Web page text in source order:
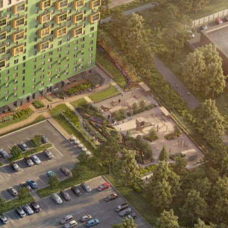
цвета
11 571 000 ₽
0 ₽
11 571 000 ₽
Сохранить и закрыть